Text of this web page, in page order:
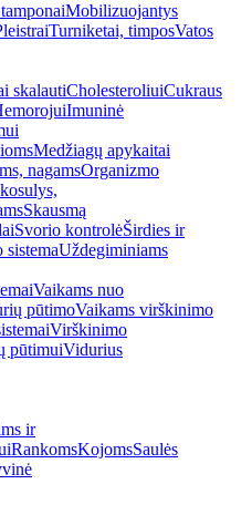
Mobilizuojantys
Turniketai, timposVatos
skalautiCholesteroliuiCukraus
Imuninė
Medžiagų apykaitai
nagamsOrganizmo
Skausmą
Svorio kontrolėŠirdies ir
sistemaUždegiminiams
Vaikams nuo
pūtimoVaikams virškinimo
Virškinimo
pūtimuiVidurius
ir
RankomsKojomsSaulės